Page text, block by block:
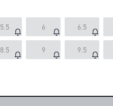
5.5 6 6.5
8.5 9 9.5